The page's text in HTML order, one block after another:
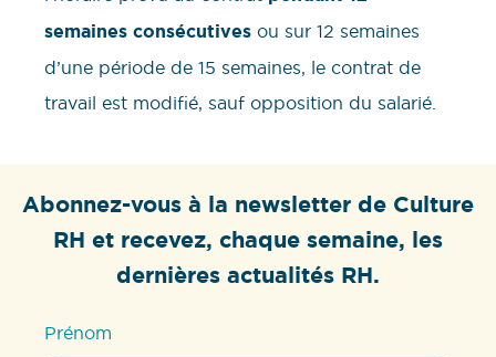
semaines consécutives ou sur 12 semaines
d’une période de 15 semaines, le contrat de
travail est modifié, sauf opposition du salarié.
Abonnez-vous à la newsletter de Culture
RH et recevez, chaque semaine, les
dernières actualités RH.
Prénom